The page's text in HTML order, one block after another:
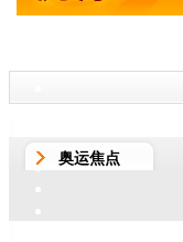
奥运焦点